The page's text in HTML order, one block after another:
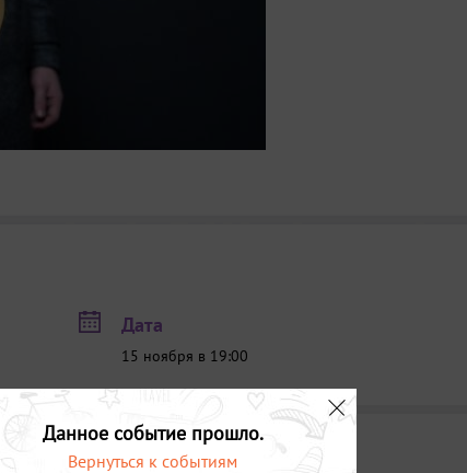
Дата
15 ноября в 19:00
Данное событие прошло.
Вернуться к событиям